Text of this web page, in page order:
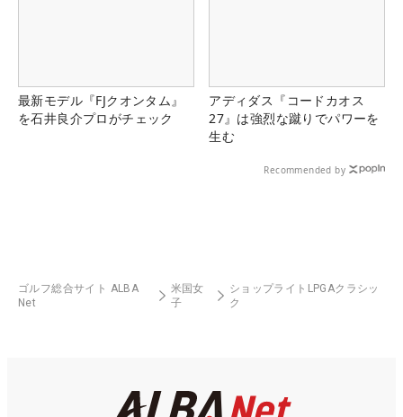
最新モデル『FJクオンタム』
を石井良介プロがチェック
アディダス『コードカオス
27』は強烈な蹴りでパワーを
生む
Recommended by
ゴルフ総合サイト ALBA
Net
米国女
子
ショップライトLPGAクラシッ
ク